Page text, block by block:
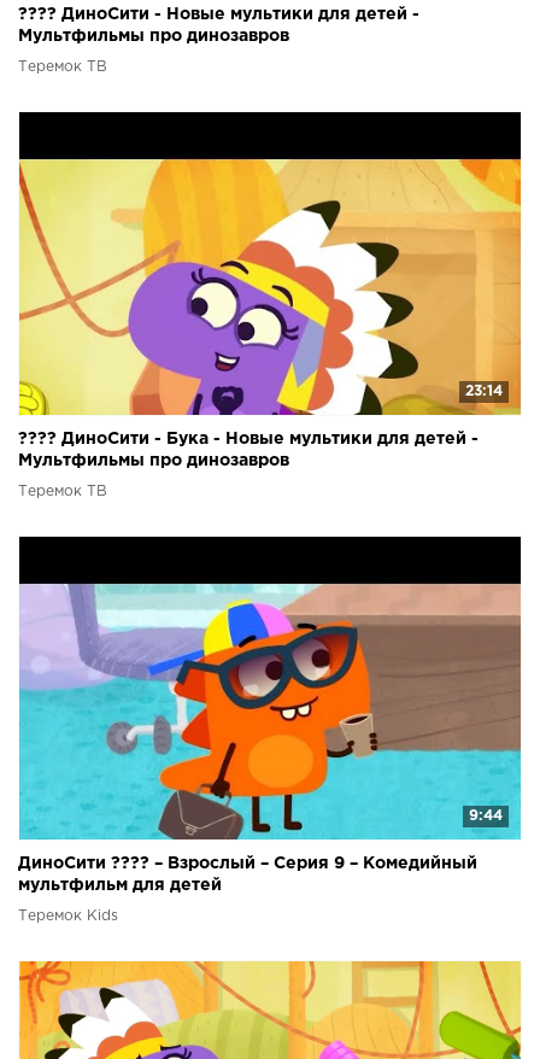
???? ДиноСити - Новые мультики для детей -
Мультфильмы про динозавров
Теремок ТВ
23:14
???? ДиноСити - Бука - Новые мультики для детей -
Мультфильмы про динозавров
Теремок ТВ
9:44
ДиноСити ???? – Взрослый – Серия 9 – Комедийный
мультфильм для детей
Теремок Kids